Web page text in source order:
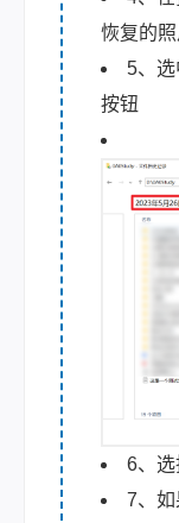
恢复的照
5、
按钮
6、
7、如